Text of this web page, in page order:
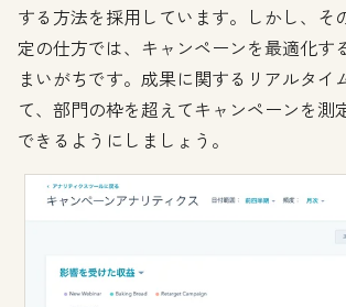
する方法を採用しています。しかし、そ
定の仕方では、キャンペーンを最適化す
まいがちです。成果に関するリアルタイ
て、部門の枠を超えてキャンペーンを測
できるようにしましょう。